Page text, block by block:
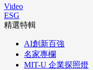
Video
ESG
精選特輯
AI創新百強
名家專欄
MIT-U 企業探照燈